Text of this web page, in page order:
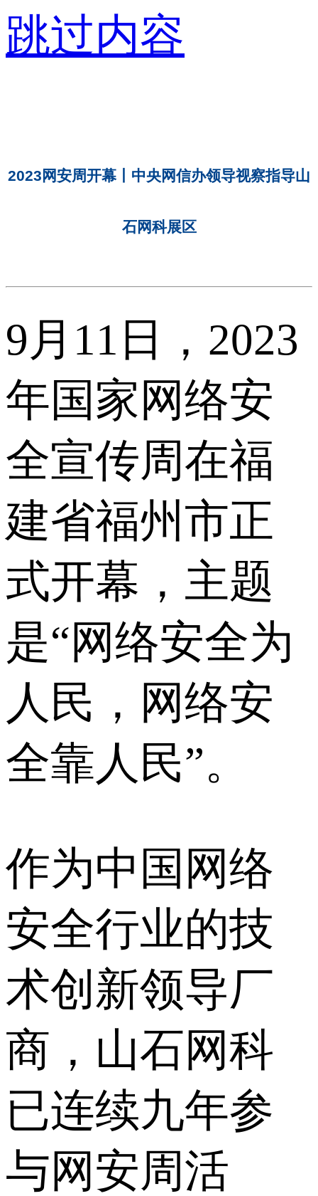
跳过内容
2023网安周开幕丨中央网信办领导视察指导山
石网科展区
9月11日，2023
年国家网络安
全宣传周在福
建省福州市正
式开幕，主题
是“网络安全为
人民，网络安
全靠人民”。
作为中国网络
安全行业的技
术创新领导厂
商，山石网科
已连续九年参
与网安周活